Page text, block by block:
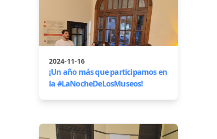
2024-11-16
¡Un año más que participamos en
la #LaNocheDeLosMuseos!